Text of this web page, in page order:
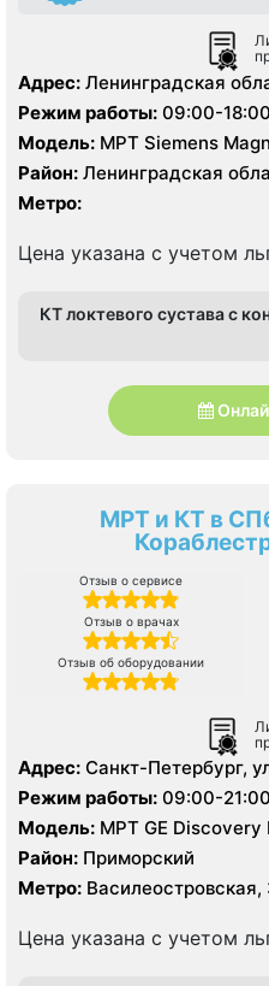
Адрес: Ленинградская
Гагарина, д. 1
Режим работы: 09:00-18:00
Модель: МРТ Siemens
BrightSpeed 16 срезов, УЗИ
Район: Ленинградская
Метро:
Цена указана с учетом
КТ локтевого сустава с
МРТ и КТ в
Отзыв о сервисе
Отзыв о врачах
Отзыв об оборудовании
Адрес: Санкт-Петербург,
корп. 1
Режим работы: 09:00-21:00
Модель: МРТ GE Discovery
среза аппарат, УЗИ аппарат
Район: Приморский
Метро: Василеостровская,
Цена указана с учетом